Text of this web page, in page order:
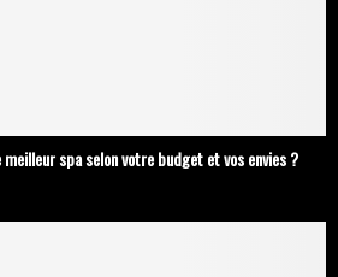
spa selon votre budget et vos envies ?